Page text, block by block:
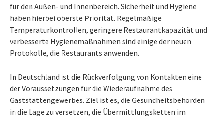
für den Außen- und Innenbereich. Sicherheit und Hygiene
haben hierbei oberste Priorität. Regelmäßige
Temperaturkontrollen, geringere Restaurantkapazität und
verbesserte Hygienemaßnahmen sind einige der neuen
Protokolle, die Restaurants anwenden.
In Deutschland ist die Rückverfolgung von Kontakten eine
der Voraussetzungen für die Wiederaufnahme des
Gaststättengewerbes. Ziel ist es, die Gesundheitsbehörden
in die Lage zu versetzen, die Übermittlungsketten im